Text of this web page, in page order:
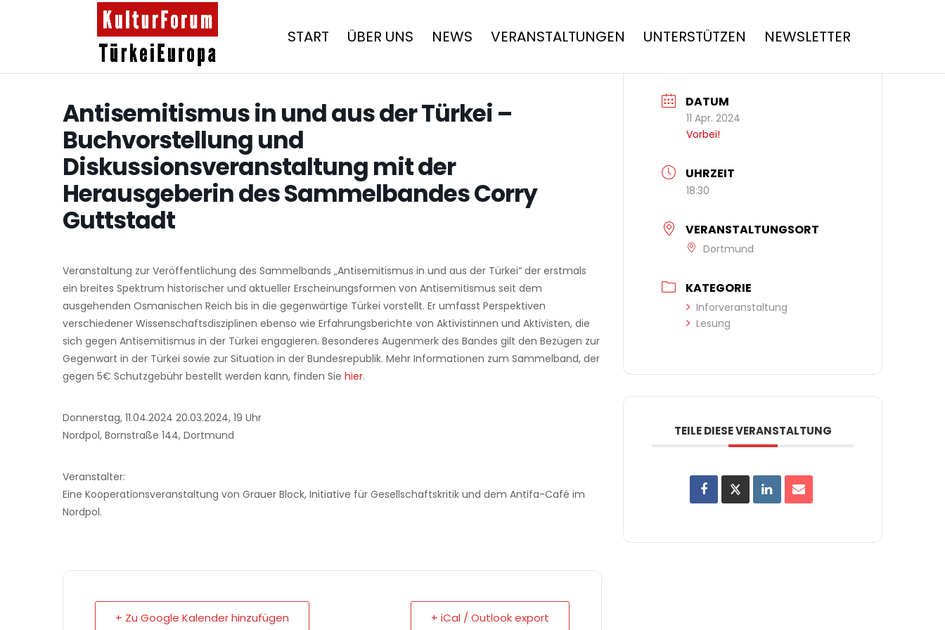
START ÜBER UNS NEWS VERANSTALTUNGEN UNTERSTÜTZEN NEWSLETTER
Antisemitismus in und aus der Türkei –
Buchvorstellung und
Diskussionsveranstaltung mit der
Herausgeberin des Sammelbandes Corry
Guttstadt
Veranstaltung zur Veröffentlichung des Sammelbands „Antisemitismus in und aus der Türkei“ der erstmals
ein breites Spektrum historischer und aktueller Erscheinungsformen von Antisemitismus seit dem
ausgehenden Osmanischen Reich bis in die gegenwärtige Türkei vorstellt. Er umfasst Perspektiven
verschiedener Wissenschaftsdisziplinen ebenso wie Erfahrungsberichte von Aktivistinnen und Aktivisten, die
sich gegen Antisemitismus in der Türkei engagieren. Besonderes Augenmerk des Bandes gilt den Bezügen zur
Gegenwart in der Türkei sowie zur Situation in der Bundesrepublik. Mehr Informationen zum Sammelband, der
gegen 5€ Schutzgebühr bestellt werden kann, finden Sie hier.
Donnerstag, 11.04.2024 20.03.2024, 19 Uhr
Nordpol, Bornstraße 144, Dortmund
Veranstalter:
Eine Kooperationsveranstaltung von Grauer Block, Initiative für Gesellschaftskritik und dem Antifa-Café im
Nordpol.
+ Zu Google Kalender hinzufügen + iCal / Outlook export
DATUM
11 Apr. 2024
Vorbei!
UHRZEIT
18:30
VERANSTALTUNGSORT
Dortmund
KATEGORIE
Inforveranstaltung
Lesung
TEILE DIESE VERANSTALTUNG